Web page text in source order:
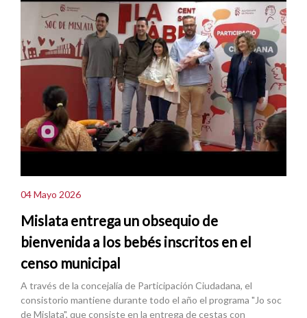
04 Mayo 2026
Mislata entrega un obsequio de
bienvenida a los bebés inscritos en el
censo municipal
A través de la concejalía de Participación Ciudadana, el
consistorio mantiene durante todo el año el programa "Jo soc
de Mislata", que consiste en la entrega de cestas con